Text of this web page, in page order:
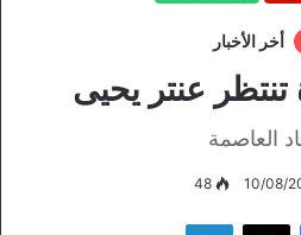
أخر الأخبار
عنتر يحيى
العاصمة
10/08/
48
فيسبوك ‫X لينكدإن